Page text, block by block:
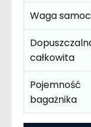
Waga
całkowita
Pojemność
bagażnika